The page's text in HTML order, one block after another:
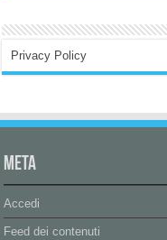
Privacy Policy
Meta
Accedi
Feed dei contenuti